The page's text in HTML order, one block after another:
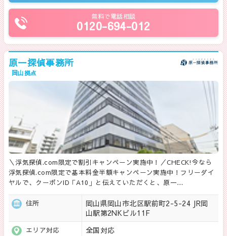
無料で電話相談
0120-694-012
原一探偵事務所
岡山拠点
＼浮気探偵.com限定で割引キャンペーン実施中！／CHECK!今なら
浮気探偵.com限定で基本料金半額キャンペーン実施中！フリーダイ
ヤルで、クーポンID「A10」と伝えていただくと、原一…
住所
岡山県岡山市北区駅前町2-5-24 JR岡
山駅第2NKビル11F
エリア対応 全国対応